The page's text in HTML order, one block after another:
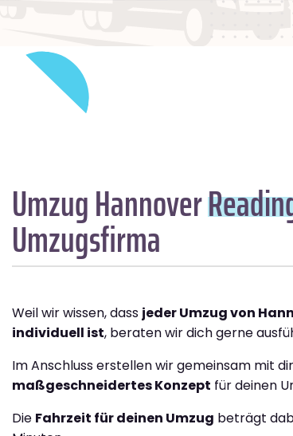
Umzug Hannover
Umzugsfirma
Weil wir wissen, dass jeder Umzug von
individuell ist, beraten wir dich gerne
Im Anschluss erstellen wir gemeinsam mit
maßgeschneidertes Konzept für deinen
Die Fahrzeit für deinen Umzug beträgt